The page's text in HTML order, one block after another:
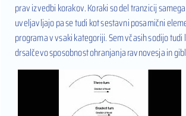
prav izvedbi korakov. Koraki so del tranzicij
uveljavljajo pa se tudi kot sestavni posamični
programa v vsaki kategoriji. Sem včasih sodijo
drsalčevo sposobnost ohranjanja ravnovesja in